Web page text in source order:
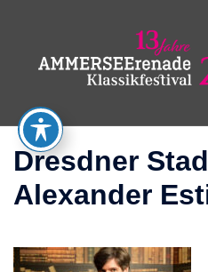
springen
Dresdner
Alexander